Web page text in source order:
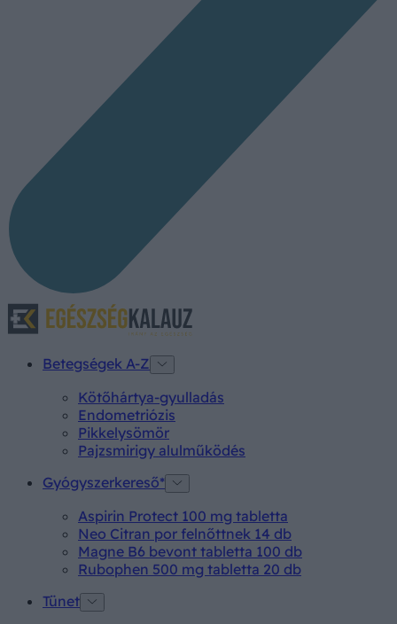
Betegségek A-Z
Kötőhártya-gyulladás
Endometriózis
Pikkelysömör
Pajzsmirigy alulműködés
Gyógyszerkereső*
Aspirin Protect 100 mg tabletta
Neo Citran por felnőttnek 14 db
Magne B6 bevont tabletta 100 db
Rubophen 500 mg tabletta 20 db
Tünet